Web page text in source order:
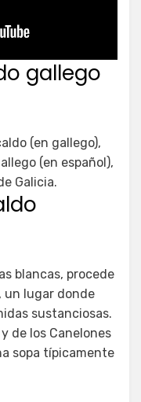
gallego
(en gallego),
(en español),
Galicia.
blancas, procede
un lugar donde
sustanciosas.
de los Canelones
sopa típicamente